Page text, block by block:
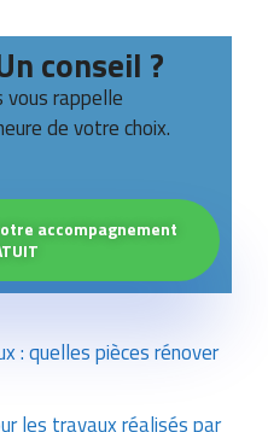
conseil ?
rappelle
de votre choix.
accompagnement
: quelles pièces rénover
les travaux réalisés par